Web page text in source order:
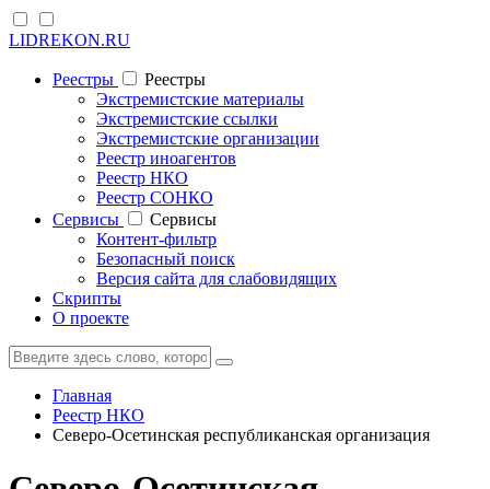
LIDREKON.RU
Реестры
Реестры
Экстремистские материалы
Экстремистские ссылки
Экстремистские организации
Реестр иноагентов
Реестр НКО
Реестр СОНКО
Cервисы
Cервисы
Контент-фильтр
Безопасный поиск
Версия сайта для слабовидящих
Скрипты
О проекте
Главная
Реестр НКО
Северо-Осетинская республиканская организация